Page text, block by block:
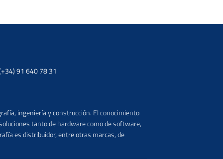
91 640 78 31
ingeniería y construcción. El conocimiento
tanto de hardware como de software,
es distribuidor, entre otras marcas, de